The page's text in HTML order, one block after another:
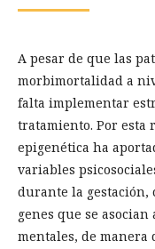
A pesar de que las
morbimortalidad a
falta implementar
tratamiento. Por esta
epigenética ha
variables
durante la gestación,
genes que se asocian
mentales, de manera